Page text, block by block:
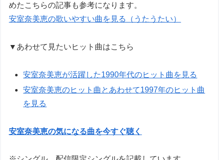
めたこちらの記事も参考になります。
安室奈美恵の歌いやすい曲を見る（うたうたい）
▼あわせて見たいヒット曲はこちら
安室奈美恵が活躍した1990年代のヒット曲を見る
安室奈美恵のヒット曲とあわせて1997年のヒット曲
を見る
安室奈美恵の気になる曲を今すぐ聴く